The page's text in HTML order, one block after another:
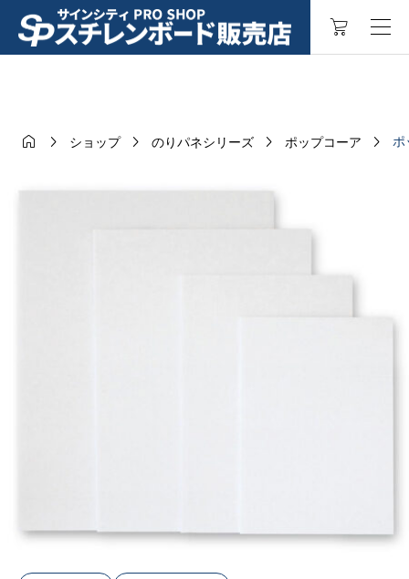
  ショップ  のりパネシリーズ  ポップコーア  ポ